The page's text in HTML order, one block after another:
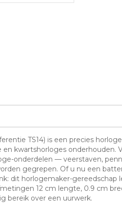
TS14) is een precies
kwartshorloges
onderdelen — veerstaven,
gegrepen. Of u nu een
dit horlogemaker-
12 cm lengte, 0.9 cm
bereik over een uurwerk.